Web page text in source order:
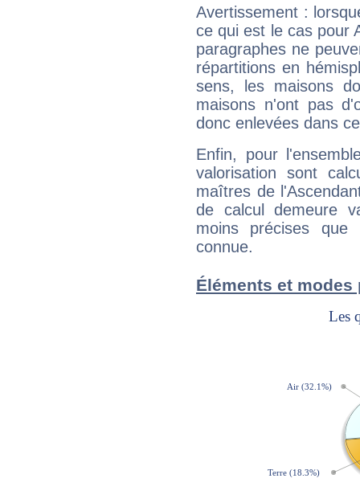
Avertissement :
ce qui est le cas pour
paragraphes ne
répartitions en
sens, les maisons
maisons n'ont pas
donc enlevées dans
Enfin, pour
valorisation sont
maîtres de
de calcul demeure
moins précises que
connue.
Éléments et